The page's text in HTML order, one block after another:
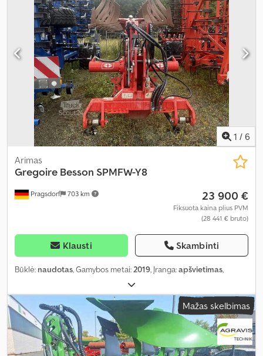
1 / 6
Pragsdorf 703 km
Arimas
Gregoire Besson SPMFW-Y8
23 900 €
Fiksuota kaina plius PVM
(28 441 € bruto)
Klausti Skambinti
Būklė: naudotas, Gamybos metai:2019, Įranga:apšvietimas,
Mažas skelbimas